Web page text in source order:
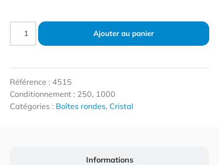
Ajouter au panier
Référence : 4515
Conditionnement : 250, 1000
Catégories : Boîtes rondes, Cristal
Informations